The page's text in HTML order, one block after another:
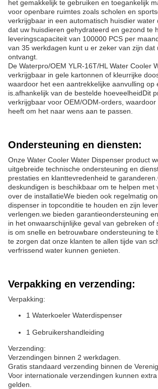
het gemakkelijk te gebruiken en toegankelijk
voor openbare ruimtes zoals scholen en
verkrijgbaar in een automatisch huisdier water
dat uw huisdieren gehydrateerd en gezond te
leveringscapaciteit van 100000 PCS per
van 35 werkdagen kunt u er zeker van zijn dat
ontvangt.
De Waterpro/OEM YLR-16T/HL Water Cooler
verkrijgbaar in gele kartonnen of kleurrijke
waardoor het een aantrekkelijke aanvulling op
is.afhankelijk van de bestelde hoeveelheidDit
verkrijgbaar voor OEM/ODM-orders, waardoor
heeft om het naar wens aan te passen.
Ondersteuning en diensten:
Onze Water Cooler Water Dispenser product
uitgebreide technische ondersteuning en
prestaties en klanttevredenheid te
deskundigen is beschikbaar om te helpen met
over de installatieWe bieden ook regelmatig
dispenser in topconditie te houden en zijn
verlengen.we bieden garantieondersteuning
in het onwaarschijnlijke geval van gebreken of
is om snelle en betrouwbare ondersteuning te
te zorgen dat onze klanten te allen tijde van
verfrissend water kunnen genieten.
Verpakking en verzending:
Verpakking:
1 Waterkoeler Waterdispenser
1 Gebruikershandleiding
Verzending:
Verzendingen binnen 2 werkdagen.
Gratis standaard verzending binnen de
Voor internationale verzendingen kunnen
gelden.